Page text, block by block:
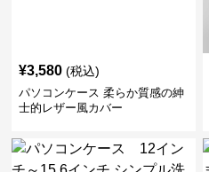
¥3,580 (税込)
パソコンケース 柔らか質感の紳
士的レザー風カバー